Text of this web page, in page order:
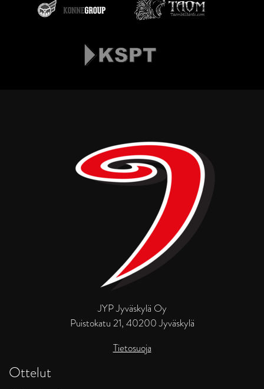
JYP Jyväskylä Oy
Puistokatu 21, 40200 Jyväskylä
Tietosuoja
Ottelut